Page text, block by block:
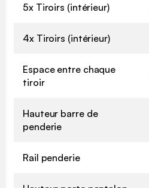
5x Tiroirs (intérieur)
4x Tiroirs (intérieur)
Espace entre chaque
tiroir
Hauteur barre de
penderie
Rail penderie